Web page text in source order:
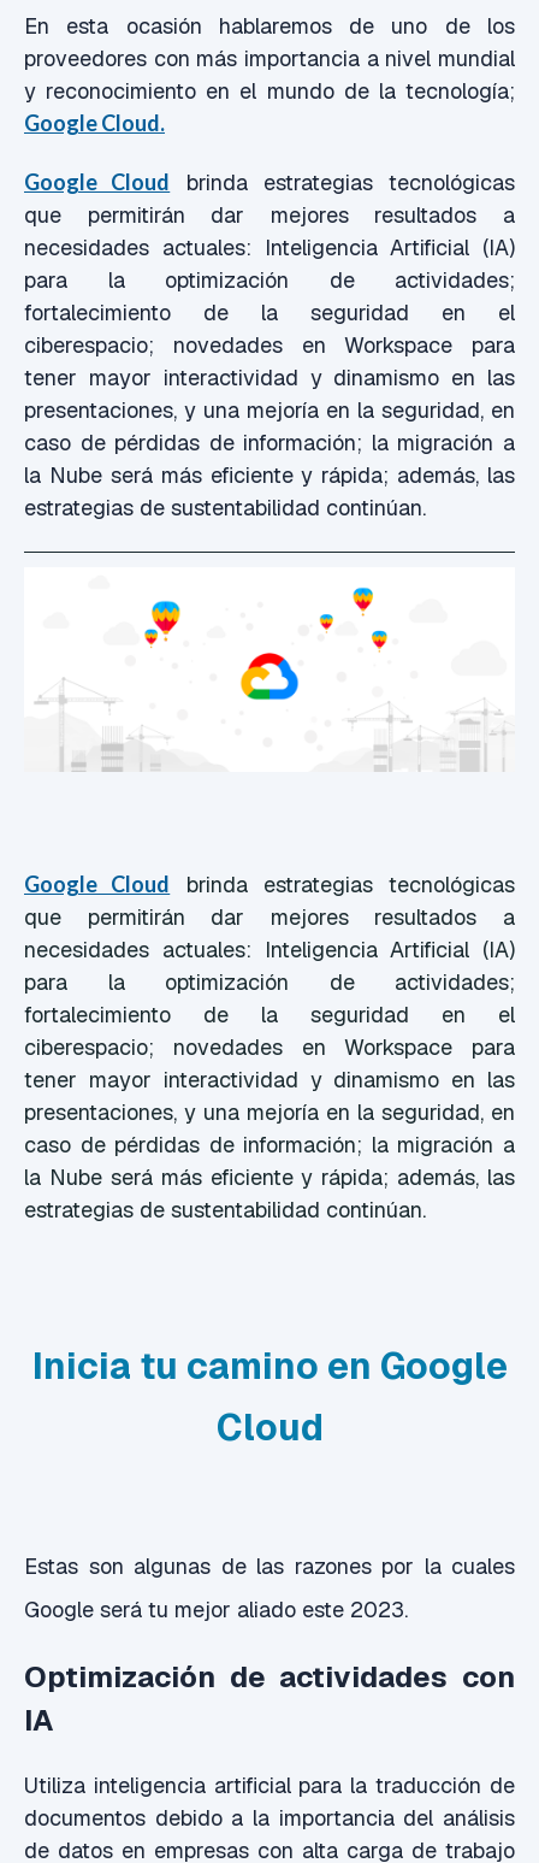
En esta ocasión hablaremos de uno de los
proveedores con más importancia a nivel mundial
y reconocimiento en el mundo de la tecnología;
Google Cloud.
Google Cloud brinda estrategias tecnológicas
que permitirán dar mejores resultados a
necesidades actuales: Inteligencia Artificial (IA)
para la optimización de actividades;
fortalecimiento de la seguridad en el
ciberespacio; novedades en Workspace para
tener mayor interactividad y dinamismo en las
presentaciones, y una mejoría en la seguridad, en
caso de pérdidas de información; la migración a
la Nube será más eficiente y rápida; además, las
estrategias de sustentabilidad continúan.
Google Cloud brinda estrategias tecnológicas
que permitirán dar mejores resultados a
necesidades actuales: Inteligencia Artificial (IA)
para la optimización de actividades;
fortalecimiento de la seguridad en el
ciberespacio; novedades en Workspace para
tener mayor interactividad y dinamismo en las
presentaciones, y una mejoría en la seguridad, en
caso de pérdidas de información; la migración a
la Nube será más eficiente y rápida; además, las
estrategias de sustentabilidad continúan.
Inicia tu camino en Google
Cloud
Estas son algunas de las razones por la cuales
Google será tu mejor aliado este 2023.
Optimización de actividades con
IA
Utiliza inteligencia artificial para la traducción de
documentos debido a la importancia del análisis
de datos en empresas con alta carga de trabajo